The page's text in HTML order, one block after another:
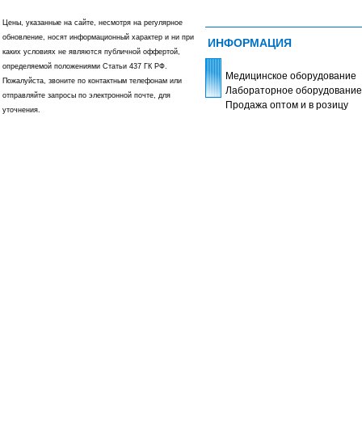
Цены, указанные на сайте, несмотря на регулярное
обновление, носят информационный характер и ни при
каких условиях не являются публичной оффертой,
определяемой положениями Статьи 437 ГК РФ.
Пожалуйста, звоните по контактным телефонам или
отправляйте запросы по электронной почте, для
уточнения.
ИНФОРМАЦИЯ
Медицинское оборудование
Лабораторное оборудование
Продажа оптом и в розицу